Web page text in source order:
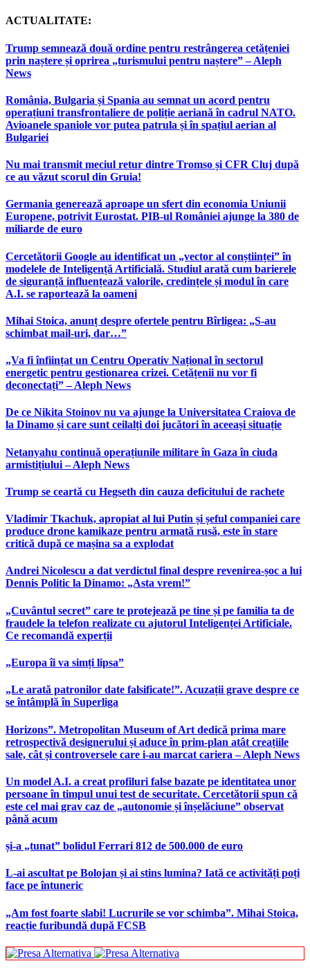
ACTUALITATE:
Trump semnează două ordine pentru restrângerea cetățeniei
prin naștere și oprirea „turismului pentru naștere” – Aleph
News
România, Bulgaria și Spania au semnat un acord pentru
operațiuni transfrontaliere de poliție aeriană în cadrul NATO.
Avioanele spaniole vor putea patrula și în spațiul aerian al
Bulgariei
Nu mai transmit meciul retur dintre Tromso și CFR Cluj după
ce au văzut scorul din Gruia!
Germania generează aproape un sfert din economia Uniunii
Europene, potrivit Eurostat. PIB-ul României ajunge la 380 de
miliarde de euro
Cercetătorii Google au identificat un „vector al conștiinței” în
modelele de Inteligență Artificială. Studiul arată cum barierele
de siguranță influențează valorile, credințele și modul în care
A.I. se raportează la oameni
Mihai Stoica, anunț despre ofertele pentru Bîrligea: „S-au
schimbat mail-uri, dar…”
„Va fi înființat un Centru Operativ Național în sectorul
energetic pentru gestionarea crizei. Cetățenii nu vor fi
deconectați” – Aleph News
De ce Nikita Stoinov nu va ajunge la Universitatea Craiova de
la Dinamo și care sunt ceilalți doi jucători în aceeași situație
Netanyahu continuă operațiunile militare în Gaza în ciuda
armistițiului – Aleph News
Trump se ceartă cu Hegseth din cauza deficitului de rachete
Vladimir Tkachuk, apropiat al lui Putin și șeful companiei care
produce drone kamikaze pentru armată rusă, este în stare
critică după ce mașina sa a explodat
Andrei Nicolescu a dat verdictul final despre revenirea-șoc a lui
Dennis Politic la Dinamo: „Asta vrem!”
„Cuvântul secret” care te protejează pe tine și pe familia ta de
fraudele la telefon realizate cu ajutorul Inteligenței Artificiale.
Ce recomandă experții
„Europa îi va simți lipsa”
„Le arată patronilor date falsificate!”. Acuzații grave despre ce
se întâmplă în Superliga
Horizons”. Metropolitan Museum of Art dedică prima mare
retrospectivă designerului și aduce în prim-plan atât creațiile
sale, cât și controversele care i-au marcat cariera – Aleph News
Un model A.I. a creat profiluri false bazate pe identitatea unor
persoane în timpul unui test de securitate. Cercetătorii spun că
este cel mai grav caz de „autonomie și înșelăciune” observat
până acum
și-a „tunat” bolidul Ferrari 812 de 500.000 de euro
L-ai ascultat pe Bolojan și ai stins lumina? Iată ce activități poți
face pe întuneric
„Am fost foarte slabi! Lucrurile se vor schimba”. Mihai Stoica,
reacție furibundă după FCSB